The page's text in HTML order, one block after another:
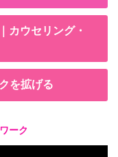
カウセリング・
を拡げる
ーク